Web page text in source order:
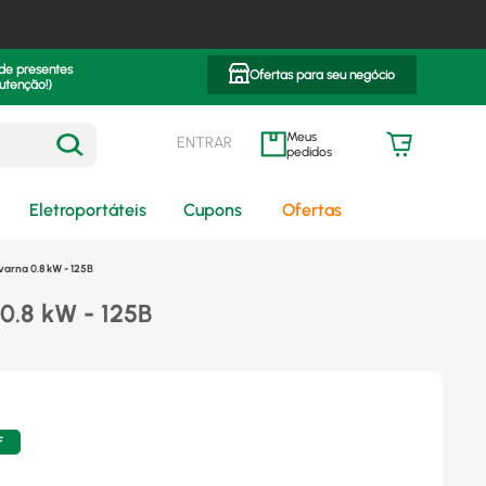
presentes
Ofertas para seu negócio
ENTRAR meus pedidos
Eletroportáteis Cupons Ofertas
0.8 kW - 125B
kW - 125B